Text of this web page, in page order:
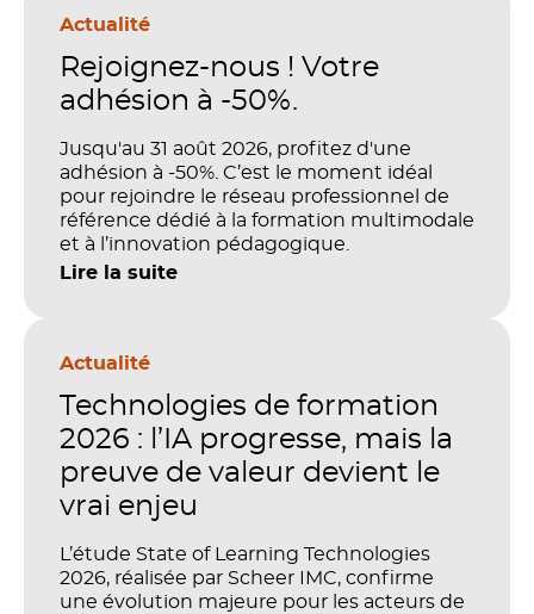
Actualité
Rejoignez-nous ! Votre
adhésion à -50%.
Jusqu'au 31 août 2026, profitez d'une
adhésion à -50%. C’est le moment idéal
pour rejoindre le réseau professionnel de
référence dédié à la formation multimodale
et à l’innovation pédagogique.
Lire la suite
Actualité
Technologies de formation
2026 : l’IA progresse, mais la
preuve de valeur devient le
vrai enjeu
L’étude State of Learning Technologies
2026, réalisée par Scheer IMC, confirme
une évolution majeure pour les acteurs de